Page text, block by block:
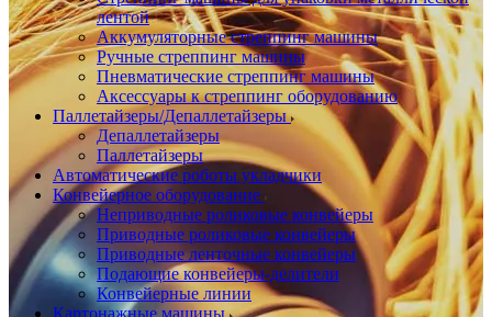
лентой
Аккумуляторные стреппинг машины
Ручные стреппинг машины
Пневматические стреппинг машины
Аксессуары к стреппинг оборудованию
Паллетайзеры/Депаллетайзеры
Депаллетайзеры
Паллетайзеры
Автоматические роботы укладчики
Конвейерное оборудование
Неприводные роликовые конвейеры
Приводные роликовые конвейеры
Приводные ленточные конвейеры
Подающие конвейеры-делители
Конвейерные линии
Картонажные машины